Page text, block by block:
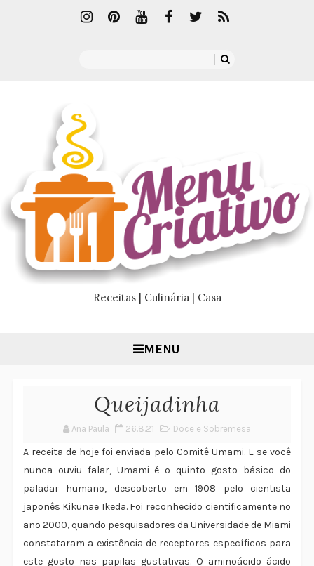
Receitas | Culinária | Casa
MENU
Queijadinha
Ana Paula 26.8.21 Doce e Sobremesa
A receita de hoje foi enviada pelo Comitê Umami. E se você
nunca ouviu falar, Umami é o quinto gosto básico do
paladar humano, descoberto em 1908 pelo cientista
japonês Kikunae Ikeda. Foi reconhecido cientificamente no
ano 2000, quando pesquisadores da Universidade de Miami
constataram a existência de receptores específicos para
este gosto nas papilas gustativas. O aminoácido ácido